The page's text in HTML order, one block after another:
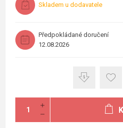
Skladem u dodavatele
Předpokládané doručení
12.08.2026